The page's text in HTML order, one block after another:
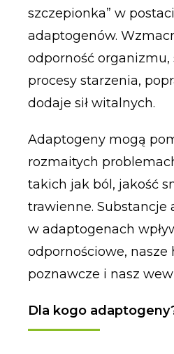
szczepionka” w
adaptogenów.
odporność organizmu,
procesy starzenia,
dodaje sił witalnych.
Adaptogeny mogą
rozmaitych
takich jak ból, jakość
trawienne. Substancje
w adaptogenach
odpornościowe, nasze
poznawcze i nasz
Dla kogo